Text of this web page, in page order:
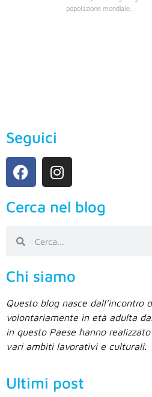
popolazione mondiale.
Seguici
Cerca nel blog
Chi siamo
Questo blog nasce dall’incontro
volontariamente in età adulta
in questo Paese hanno
vari ambiti lavorativi e culturali.
Ultimi post